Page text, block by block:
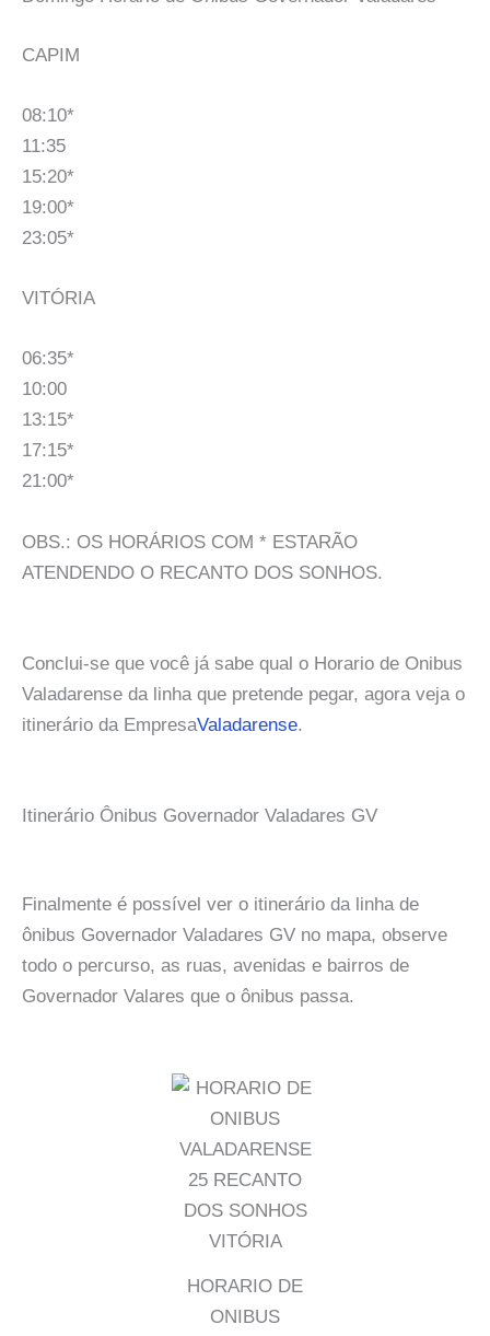
CAPIM
08:10*
11:35
15:20*
19:00*
23:05*
VITÓRIA
06:35*
10:00
13:15*
17:15*
21:00*
OBS.: OS HORÁRIOS COM * ESTARÃO
ATENDENDO O RECANTO DOS SONHOS.
Conclui-se que você já sabe qual o Horario de Onibus
Valadarense da linha que pretende pegar, agora veja o
itinerário da EmpresaValadarense.
Itinerário Ônibus Governador Valadares GV
Finalmente é possível ver o itinerário da linha de
ônibus Governador Valadares GV no mapa, observe
todo o percurso, as ruas, avenidas e bairros de
Governador Valares que o ônibus passa.
HORARIO DE
ONIBUS